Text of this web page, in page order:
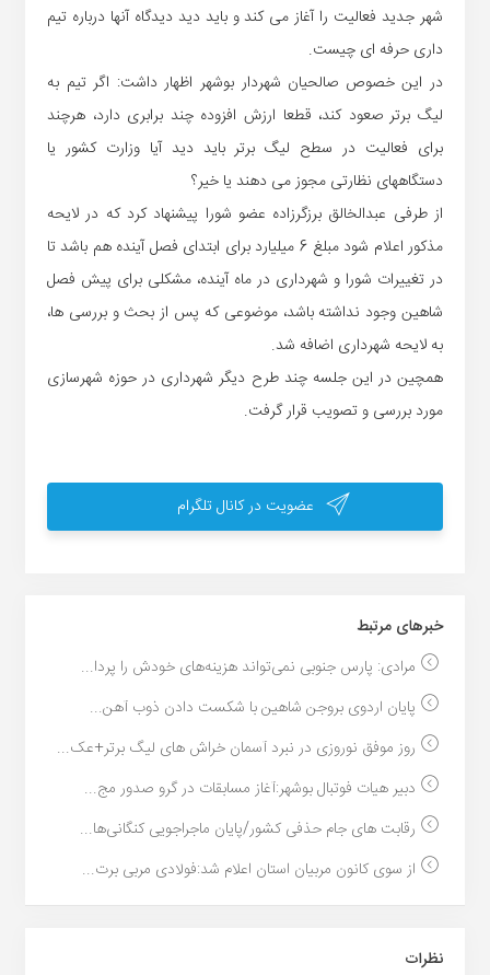
شهر جدید فعالیت را آغاز می کند و باید دید دیدگاه آنها درباره تیم
داری حرفه ای چیست.
در این خصوص صالحیان شهردار بوشهر اظهار داشت: اگر تیم به
لیگ برتر صعود کند، قطعا ارزش افزوده چند برابری دارد، هرچند
برای فعالیت در سطح لیگ برتر باید دید آیا وزارت کشور یا
دستگاههای نظارتی مجوز می دهند یا خیر؟
از طرفی عبدالخالق برزگرزاده عضو شورا پیشنهاد کرد که در لایحه
مذکور اعلام شود مبلغ 6 میلیارد برای ابتدای فصل آینده هم باشد تا
در تغییرات شورا و شهرداری در ماه آینده، مشکلی برای پیش فصل
شاهین وجود نداشته باشد، موضوعی که پس از بحث و بررسی ها،
به لایحه شهرداری اضافه شد.
همچین در این جلسه چند طرح دیگر شهرداری در حوزه شهرسازی
مورد بررسی و تصویب قرار گرفت.
عضویت در کانال تلگرام
خبر‌های مرتبط
مرادی: پارس جنوبی نمی‌تواند هزینه‌های خودش را پردا...
پایان اردوی بروجن شاهین با شکست دادن ذوب آهن...
روز موفق نوروزی در نبرد آسمان خراش های لیگ برتر+عک...
دبیر هیات فوتبال بوشهر:آغاز مسابقات در گرو صدور مج...
رقابت های جام حذفی کشور/پایان ماجراجویی کنگانی‌ها...
از سوی کانون مربیان استان اعلام شد:فولادی مربی برت...
نظرات